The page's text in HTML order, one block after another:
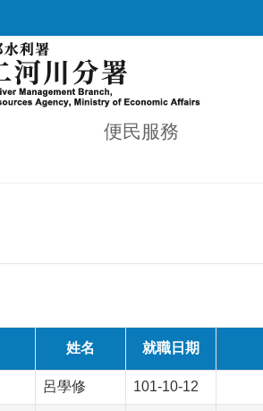
便民服務
姓名 就職日期
呂學修 101-10-12